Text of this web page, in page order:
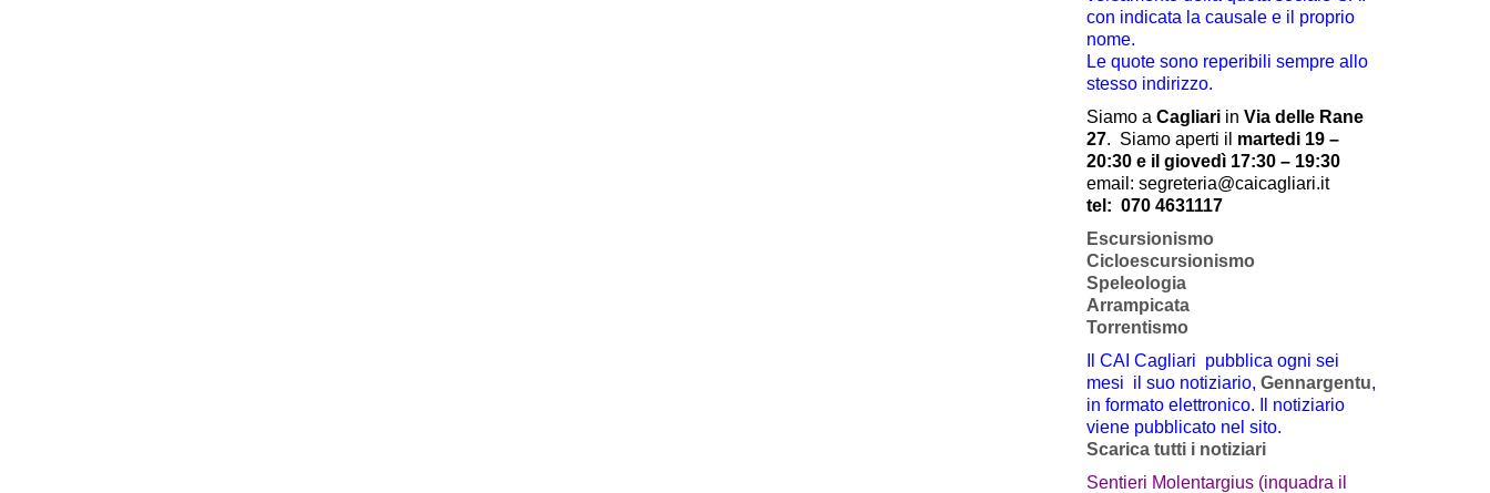
con indicata la causale e il proprio
nome.
Le quote sono reperibili sempre allo
stesso indirizzo.
Siamo a Cagliariin Via delle Rane
27. Siamo aperti il martedi 19 –
20:30 e il giovedì 17:30 – 19:30
email: segreteria@caicagliari.it
tel: 070 4631117
Escursionismo
Cicloescursionismo
Speleologia
Arrampicata
Torrentismo
Il CAI Cagliari pubblica ogni sei
mesi il suo notiziario, Gennargentu,
in formato elettronico. Il notiziario
viene pubblicato nel sito.
Scarica tutti i notiziari
Sentieri Molentargius (inquadra il